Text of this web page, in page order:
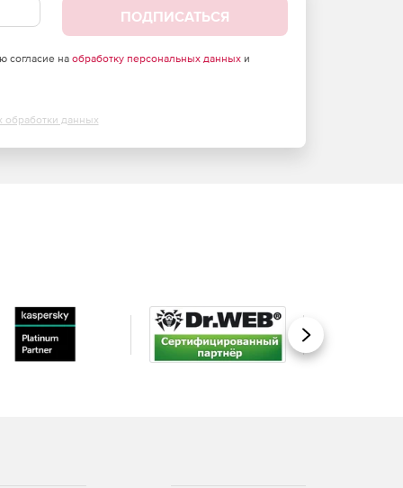
ПОДПИСАТЬСЯ
согласие на обработку персональных данныхи
обработки данных
Вперед